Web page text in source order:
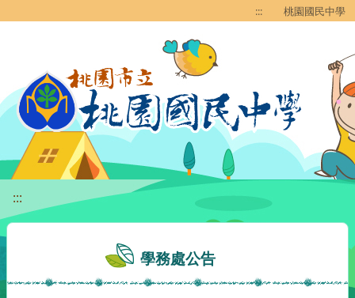
::: 桃園國民中學
:::
學務處公告